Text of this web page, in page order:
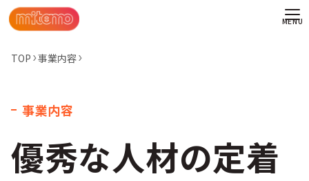
TOP 事業内容
事業内容
優秀な人材の定着